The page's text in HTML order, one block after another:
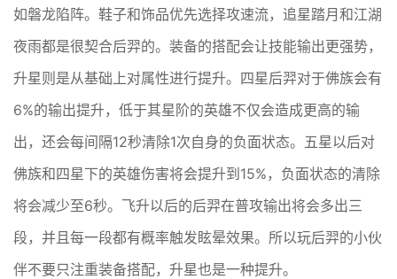
如磐龙陷阵。鞋子和饰品优先选择攻速流，追星踏月和江湖
夜雨都是很契合后羿的。装备的搭配会让技能输出更强势，
升星则是从基础上对属性进行提升。四星后羿对于佛族会有
6%的输出提升，低于其星阶的英雄不仅会造成更高的输
出，还会每间隔12秒清除1次自身的负面状态。五星以后对
佛族和四星下的英雄伤害将会提升到15%，负面状态的清除
将会减少至6秒。飞升以后的后羿在普攻输出将会多出三
段，并且每一段都有概率触发眩晕效果。所以玩后羿的小伙
伴不要只注重装备搭配，升星也是一种提升。